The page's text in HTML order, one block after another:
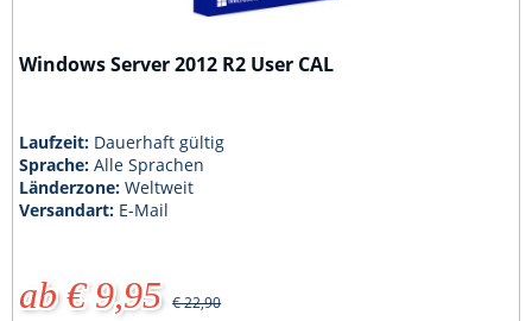
Windows Server 2012 R2 User CAL
Laufzeit: Dauerhaft gültig
Sprache:Alle Sprachen
Länderzone:Weltweit
Versandart: E-Mail
ab € 9,95 € 22,90